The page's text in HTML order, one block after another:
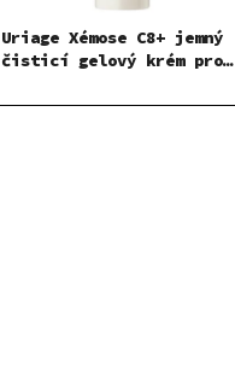
Uriage Xémose C8+ jemný
čisticí gelový krém pro
pokožku 500ml